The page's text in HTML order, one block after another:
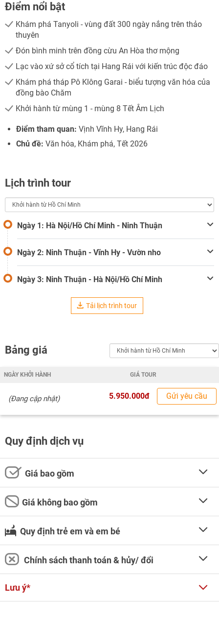
Điểm nổi bật
Khám phá Tanyoli - vùng đất 300 ngày nắng trên thảo
thuyên
Đón bình minh trên đồng cừu An Hòa thơ mộng
Lạc vào xứ sở cổ tích tại Hang Rái với kiến trúc độc đáo
Khám phá tháp Pô Klông Garai - biểu tượng văn hóa của
đồng bào Chăm
Khởi hành từ mùng 1 - mùng 8 Tết Âm Lịch
Điểm tham quan: Vịnh Vĩnh Hy, Hang Rái
Chủ đề: Văn hóa, Khám phá, Tết 2026
Lịch trình tour
Ngày 1: Hà Nội/Hồ Chí Minh - Ninh Thuận
Ngày 2: Ninh Thuận - Vĩnh Hy - Vườn nho
Ngày 3: Ninh Thuận - Hà Nội/Hồ Chí Minh
Tải lịch trình tour
Bảng giá
NGÀY KHỞI HÀNH GIÁ TOUR
(Đang cập nhật) 5.950.000đ Gửi yêu cầu
Quy định dịch vụ
Giá bao gồm
Giá không bao gồm
Quy định trẻ em và em bé
Chính sách thanh toán & hủy/ đổi
Lưu ý*